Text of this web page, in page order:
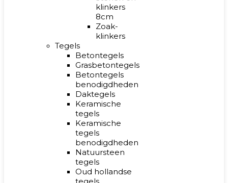
klinkers
8cm
Zoak-
klinkers
Tegels
Betontegels
Grasbetontegels
Betontegels
benodigdheden
Daktegels
Keramische
tegels
Keramische
tegels
benodigdheden
Natuursteen
tegels
Oud hollandse
tegels